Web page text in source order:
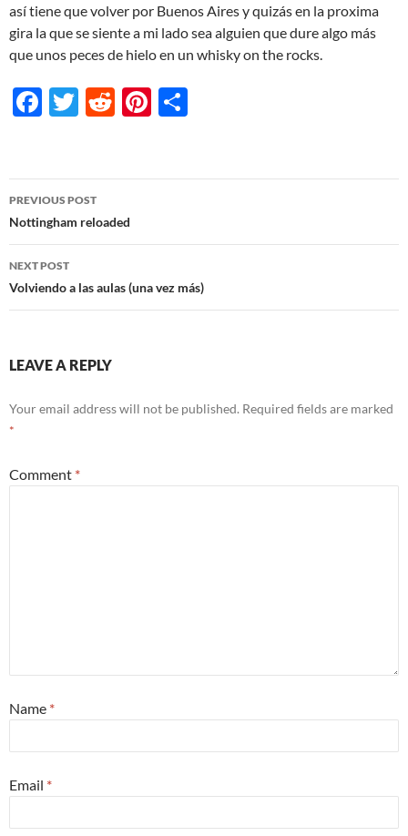
así tiene que volver por Buenos Aires y quizás en la proxima
gira la que se siente a mi lado sea alguien que dure algo más
que unos peces de hielo en un whisky on the rocks.
F
b
o
o
k
T
er
R
di
t
Pi
es e
Post
navigation
PREVIOUS POST
Nottingham reloaded
NEXT POST
Volviendo a las aulas (una vez más)
LEAVE A REPLY
Your email address will not be published. Required fields are marked
*
Comment *
Name *
Email *